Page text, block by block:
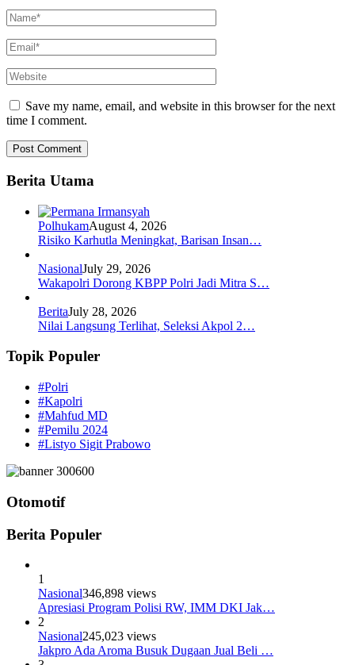
Save my name, email, and website in this browser for the next
time I comment.
Berita Utama
PolhukamAugust 4, 2026
Risiko Karhutla Meningkat, Barisan Insan…
NasionalJuly 29, 2026
Wakapolri Dorong KBPP Polri Jadi Mitra S…
BeritaJuly 28, 2026
Nilai Langsung Terlihat, Seleksi Akpol 2…
Topik Populer
#Polri
#Kapolri
#Mahfud MD
#Pemilu 2024
#Listyo Sigit Prabowo
Otomotif
Berita Populer
1
Nasional346,898 views
Apresiasi Program Polisi RW, IMM DKI Jak…
2
Nasional245,023 views
Jakpro Ada Aroma Busuk Dugaan Jual Beli …